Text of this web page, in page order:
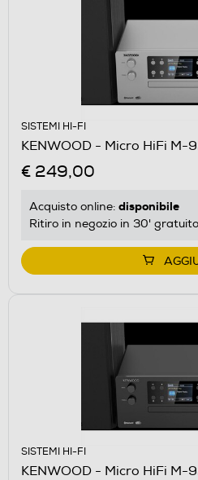
SISTEMI HI-FI
KENWOOD - Micro HiFi M-
€ 249,00
Acquisto online: disponibile
Ritiro in negozio in 30'
SISTEMI HI-FI
KENWOOD - Micro HiFi M-